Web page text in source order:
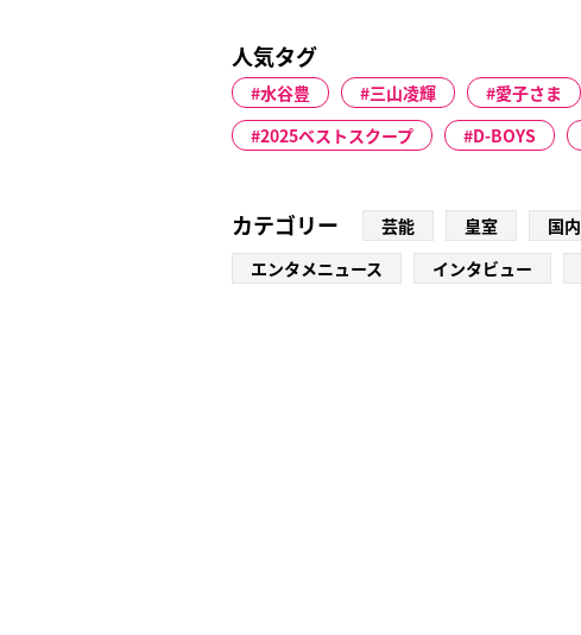
人気タグ
水谷豊 三山凌輝 愛子さま
2025ベストスクープ
D-BOYS
カテゴリー 芸能 皇室 国内
エンタメニュース
インタビュー